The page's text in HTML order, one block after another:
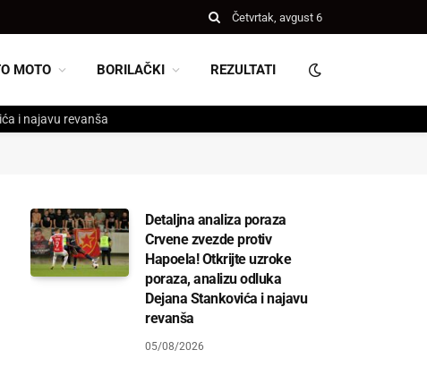
Četvrtak, avgust 6
MOTO BORILAČKI REZULTATI
i najavu revanša
Detaljna analiza poraza
Crvene zvezde protiv
Hapoela! Otkrijte uzroke
poraza, analizu odluka
Dejana Stankovića i najavu
revanša
05/08/2026